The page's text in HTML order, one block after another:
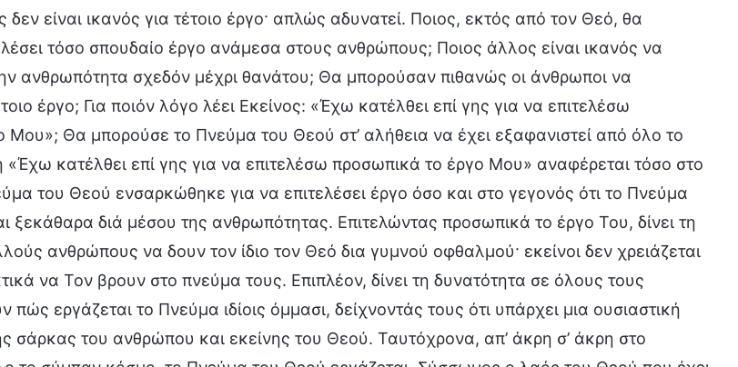
είναι ικανός για τέτοιο έργο· απλώς αδυνατεί. Ποιος, εκτός από τον Θεό, θα
τόσο σπουδαίο έργο ανάμεσα στους ανθρώπους; Ποιος άλλος είναι ικανός να
ανθρωπότητα σχεδόν μέχρι θανάτου; Θα μπορούσαν πιθανώς οι άνθρωποι να
έργο; Για ποιόν λόγο λέει Εκείνος: «Έχω κατέλθει επί γης για να επιτελέσω
Μου»; Θα μπορούσε το Πνεύμα του Θεού στ’ αλήθεια να έχει εξαφανιστεί από όλο το
κατέλθει επί γης για να επιτελέσω προσωπικά το έργο Μου» αναφέρεται τόσο στο
του Θεού ενσαρκώθηκε για να επιτελέσει έργο όσο και στο γεγονός ότι το Πνεύμα
ξεκάθαρα διά μέσου της ανθρωπότητας. Επιτελώντας προσωπικά το έργο Του, δίνει τη
ανθρώπους να δουν τον ίδιο τον Θεό δια γυμνού οφθαλμού· εκείνοι δεν χρειάζεται
να Τον βρουν στο πνεύμα τους. Επιπλέον, δίνει τη δυνατότητα σε όλους τους
εργάζεται το Πνεύμα ιδίοις όμμασι, δείχνοντάς τους ότι υπάρχει μια ουσιαστική
σάρκας του ανθρώπου και εκείνης του Θεού. Ταυτόχρονα, απ’ άκρη σ’ άκρη στο